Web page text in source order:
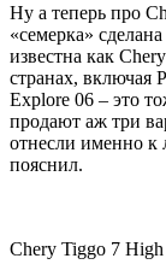
Ну а теперь про
«семерка»
известна как
странах, включая
Explore 06 – это
продают аж три
отнесли именно к
пояснил.
Chery Tiggo 7